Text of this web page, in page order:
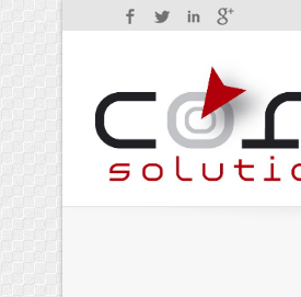
Facebook
TwitterLinkedIn